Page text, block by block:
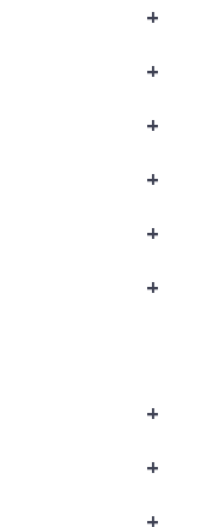
+
+
+
+
+
+
+
+